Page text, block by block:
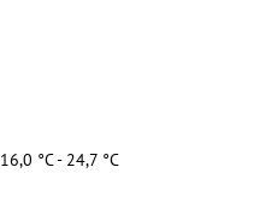
16,0 °C - 24,7 °C